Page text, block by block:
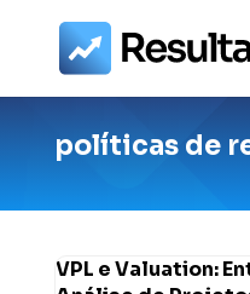
políticas de
VPL e Valuation: